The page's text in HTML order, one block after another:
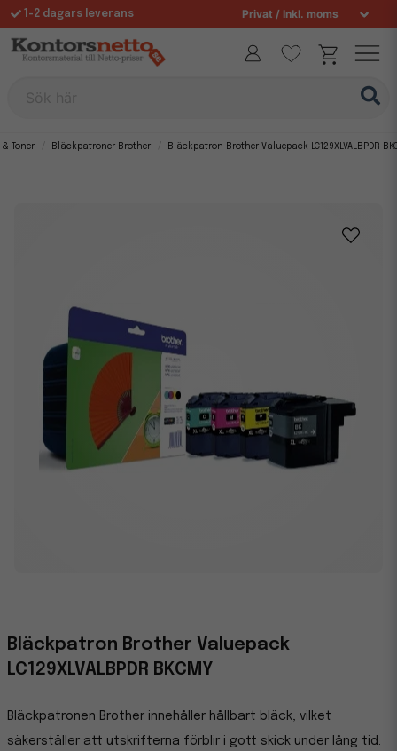
1-2 dagars leverans
Fri frakt över 995 kr
Toner Bläckpatroner Brother Bläckpatron Brother Valuepack LC129XLVALBPDR
Bläckpatron Brother Valuepack
LC129XLVALBPDR BKCMY
Bläckpatronen Brother innehåller hållbart bläck, vilket
säkerställer att utskrifterna förblir i gott skick under lång tid.